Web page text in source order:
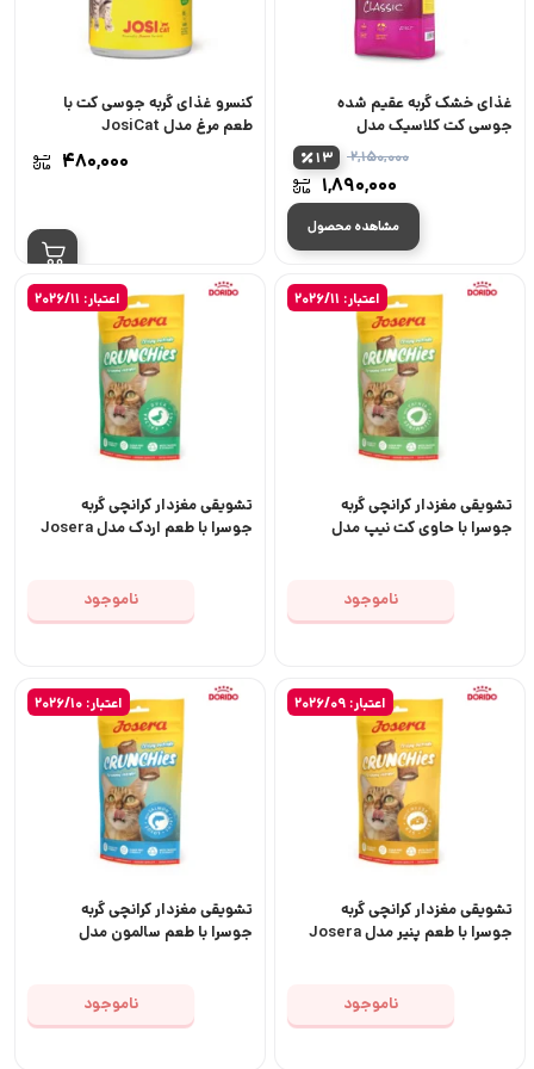
غذای خشک گربه عقیم شده
جوسی کت کلاسیک مدل
JosiCat Sterilised Classic
۲,۱۵۰,۰۰۰
قیمت
اصلی:
بود.
۱,۸۹۰,۰۰۰
قیمت
فعلی:
13
مشاهده محصول
کنسرو غذای گربه جوسی کت با
طعم مرغ مدل JosiCat
۴۸۰,۰۰۰
اعتبار: 2026/11
تشویقی مغزدار کرانچی گربه
جوسرا با حاوی کت نیپ مدل
ناموجود
اعتبار: 2026/11
تشویقی مغزدار کرانچی گربه
جوسرا با طعم اردک مدل Josera
ناموجود
اعتبار: 2026/09
تشویقی مغزدار کرانچی گربه
جوسرا با طعم پنیر مدل Josera
ناموجود
اعتبار: 2026/10
تشویقی مغزدار کرانچی گربه
جوسرا با طعم سالمون مدل
ناموجود